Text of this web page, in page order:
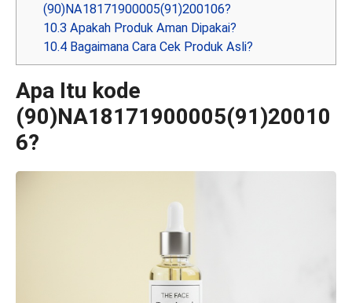
(90)NA18171900005(91)200106?
10.3 Apakah Produk Aman Dipakai?
10.4 Bagaimana Cara Cek Produk Asli?
Apa Itu kode
(90)NA18171900005(91)20010
6?